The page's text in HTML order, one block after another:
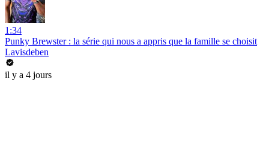
1:34
Punky Brewster : la série qui nous a appris que la famille se choisit
Lavisdeben
il y a 4 jours